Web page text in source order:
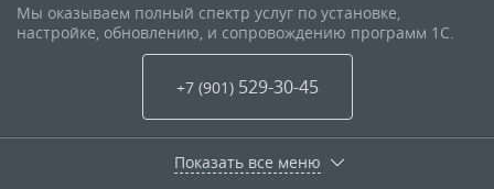
Мы оказываем полный спектр услуг по установке,
настройке, обновлению, и сопровождению программ 1С.
+7 (901) 529-30-45
Показать все меню